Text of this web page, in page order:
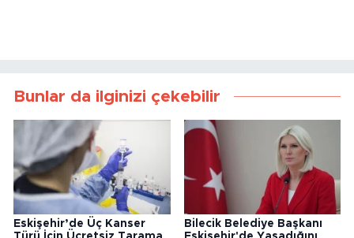
Bunlar da ilginizi çekebilir
Eskişehir’de Üç Kanser
Bilecik Belediye Başkanı